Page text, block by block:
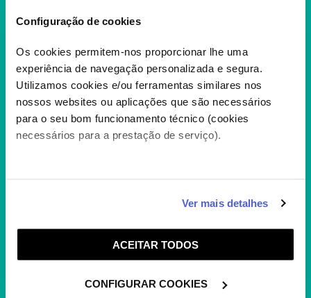
Configuração de cookies
Os cookies permitem-nos proporcionar lhe uma
experiência de navegação personalizada e segura.
Utilizamos cookies e/ou ferramentas similares nos
nossos websites ou aplicações que são necessários
para o seu bom funcionamento técnico (cookies
necessários para a prestação de serviço).
este serviço às suas preferências e apresentar-lhe
funcionalidades (cookies de personalização e
funcionalidade) e adaptar anúncios aos seus interesses
(cookies de publicidade personalizada). Pode gerir a
Ver mais detalhes
ACEITAR TODOS
CONFIGURAR COOKIES
SONIC BOOM
+